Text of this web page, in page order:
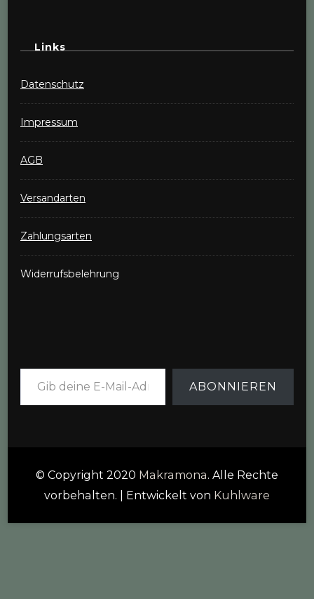
Links
Datenschutz
Impressum
AGB
Versandarten
Zahlungsarten
Widerrufsbelehrung
Gib deine E-Mail-Adresse ein ...
ABONNIEREN
© Copyright 2020 Makramona. Alle Rechte
vorbehalten. | Entwickelt von Kuhlware